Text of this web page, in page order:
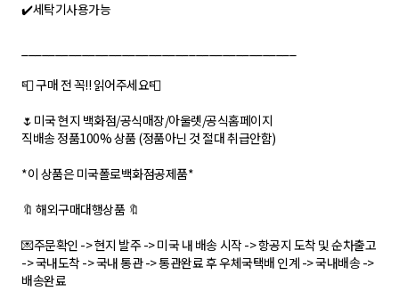
✔️세탁기사용가능
📮 구매 전 꼭!! 읽어주세요📮
🌷미국 현지 백화점/공식매장/아울렛/공식홈페이지
직배송 정품100% 상품 (정품아닌 것 절대 취급안함)
*이 상품은 미국폴로백화점공제품*
🔖 해외구매대행상품 🔖
💌주문확인 -> 현지 발주 -> 미국 내 배송 시작 -> 항공지 도착 및 순차출고
-> 국내도착 -> 국내 통관 -> 통관완료 후 우체국택배 인계 -> 국내배송 ->
배송완료